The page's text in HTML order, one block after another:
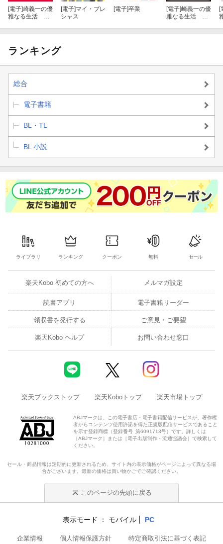
[電子]崎義一の優
雅なる生活 愛
[電子]マイ・プレ
シャス
[電子]卒業 [電子]崎義一の優
雅なる生活 フ
[
ランキング
総合
電子書籍
BL・TL
BL 小説
ライブラリ ランキング クーポン 無料 セール
楽天Kobo 初めての方へ メルマガ設定
読書アプリ 電子書籍リーダー
領収書を発行する ご意見・ご要望
楽天Kobo ヘルプ お問い合わせ窓口
楽天ブックストップ 楽天Koboトップ 楽天市場トップ
ABJマークは、この電子書店・電子書籍配信サービスが、著作権
者からコンテンツ使用許諾を得た正規版配信サービスであること
を示す登録商標（登録番号 第6091713号）です。詳しくは
［ABJマーク］または［電子出版制作・流通協議会］で検索して
ください。
セール・商品情報は定期的に更新されるため、サイト内の表示価格がページによって異なる場
合がございます。最新の価格は買い物かごでご確認ください。
このページの先頭に戻る
表示モード モバイル PC
企業情報 個人情報保護方針 特定商取引法に基づく表記